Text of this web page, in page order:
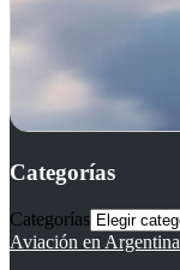
Categorías
Categorías
Aviación en Argentina